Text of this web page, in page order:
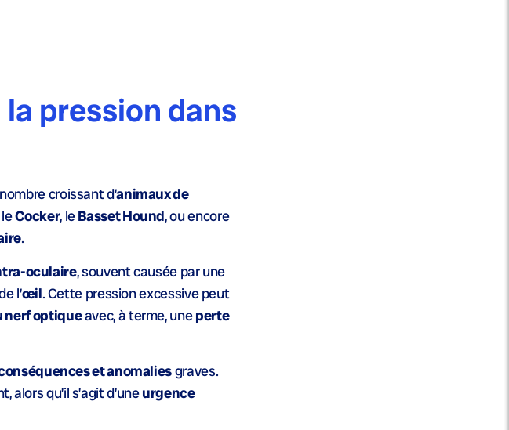
pression dans
croissant d’animaux de
leCocker, leBasset Hound, ou encore
.
oculaire, souvent causée par une
l’œil. Cette pression excessive peut
nerf optiqueavec, à terme, uneperte
et anomaliesgraves.
qu’il s’agit d’uneurgence